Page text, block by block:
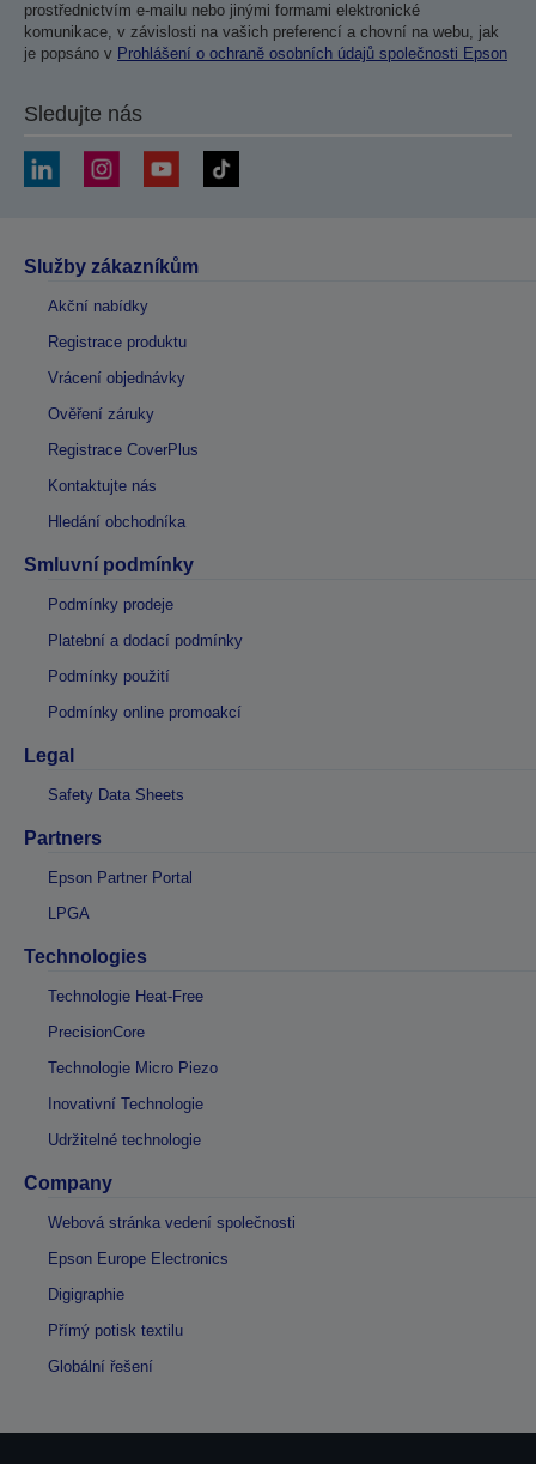
prostřednictvím e-mailu nebo jinými formami elektronické
komunikace, v závislosti na vašich preferencí a chovní na webu, jak
je popsáno v Prohlášení o ochraně osobních údajů společnosti Epson
Sledujte nás
Služby zákazníkům
Akční nabídky
Registrace produktu
Vrácení objednávky
Ověření záruky
Registrace CoverPlus
Kontaktujte nás
Hledání obchodníka
Smluvní podmínky
Podmínky prodeje
Platební a dodací podmínky
Podmínky použití
Podmínky online promoakcí
Legal
Safety Data Sheets
Partners
Epson Partner Portal
LPGA
Technologies
Technologie Heat-Free
PrecisionCore
Technologie Micro Piezo
Inovativní Technologie
Udržitelné technologie
Company
Webová stránka vedení společnosti
Epson Europe Electronics
Digigraphie
Přímý potisk textilu
Globální řešení